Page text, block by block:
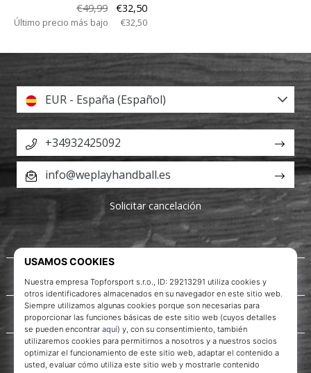
€49,99
€32,50
Último precio más bajo €32,50
Acerca de nosotros
Servicio al cliente
EUR - España (Español)
+34932425092
info@weplayhandball.es
Solicitar cancelación